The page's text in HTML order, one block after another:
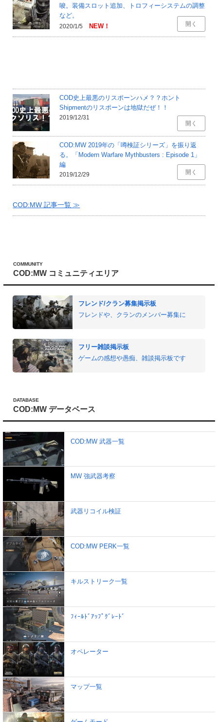
唆。装備スロット追加、トロフィーシステムの調整
など。
開く
2020/1/5
COD史上最悪のリスポーンハメ？？ホント
Shipmentのリスポーンは地獄だぜ！！
開く
2019/12/31
COD:MW 2019年の「噂検証シリーズ」を振り返
る。「Modern Warfare Mythbusters : Episode 1」
編
開く
2019/12/29
COD:MW 記事一覧 ≫
COMMUNITY
COD:MW コミュニティエリア
フレンド/クラン募集掲示板
フレンドや、クランのメンバー募集に
フリー雑談掲示板
ゲームの感想や愚痴、雑談掲示板です
DATABASE
COD:MW データベース
COD:MW 武器一覧
MW 強武器考察
武器リコイル検証
COD:MW PERK一覧
キルストリーク一覧
ﾌｨｰﾙﾄﾞｱｯﾌﾟｸﾞﾚｰﾄﾞ
オペレーター
マップ一覧